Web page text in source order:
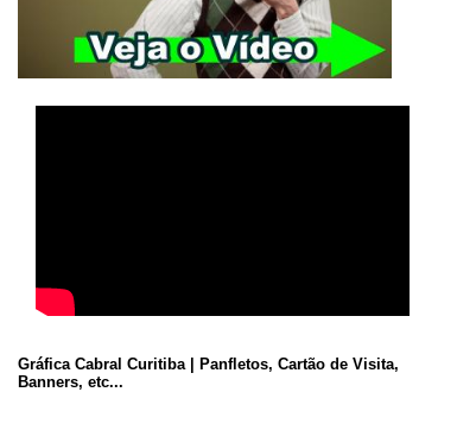
Gráfica Cabral Curitiba | Panfletos, Cartão de Visita,
Banners, etc...